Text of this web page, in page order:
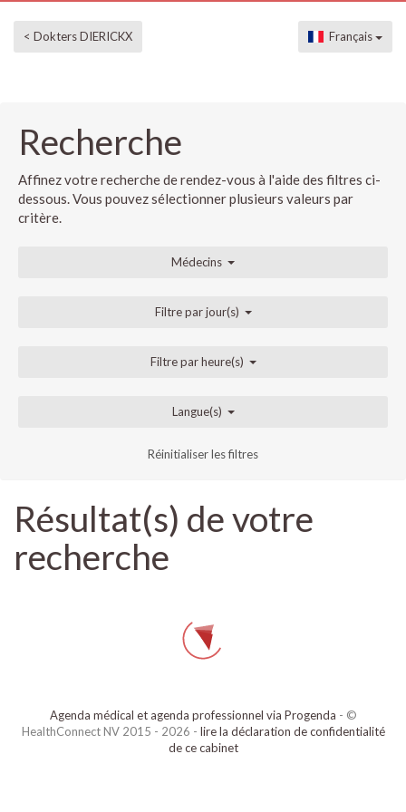
< Dokters DIERICKX Français
Recherche
Affinez votre recherche de rendez-vous à l'aide des filtres ci-
dessous. Vous pouvez sélectionner plusieurs valeurs par
critère.
Médecins
Filtre par jour(s)
Filtre par heure(s)
Langue(s)
Réinitialiser les filtres
Résultat(s) de votre
recherche
Agenda médical et agenda professionnel via Progenda - ©
HealthConnect NV 2015 - 2026 - lire la déclaration de confidentialité
de ce cabinet